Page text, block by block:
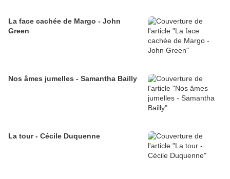
La face cachée de Margo - John
Green
Nos âmes jumelles - Samantha Bailly
La tour - Cécile Duquenne